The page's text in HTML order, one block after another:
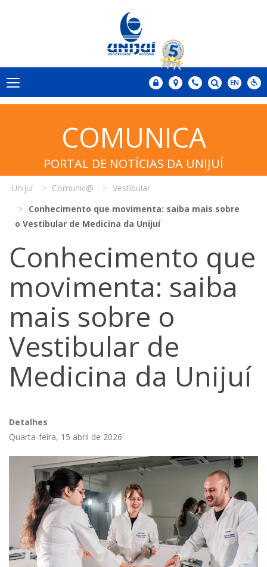
COMUNICA
PORTAL DE NOTÍCIAS DA UNIJUÍ
Unijuí Comunic@
Vestibular
Conhecimento que movimenta: saiba mais sobre
o Vestibular de Medicina da Unijuí
Conhecimento que
movimenta: saiba
mais sobre o
Vestibular de
Medicina da Unijuí
Detalhes
Quarta-feira, 15 abril de 2026